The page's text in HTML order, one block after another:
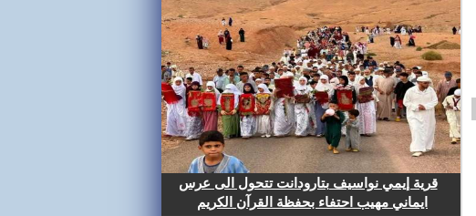
قرية إيمي نواسيف بتارودانت تتحول الى عرس
ايماني مهيب احتفاء بحفظة القرآن الكريم